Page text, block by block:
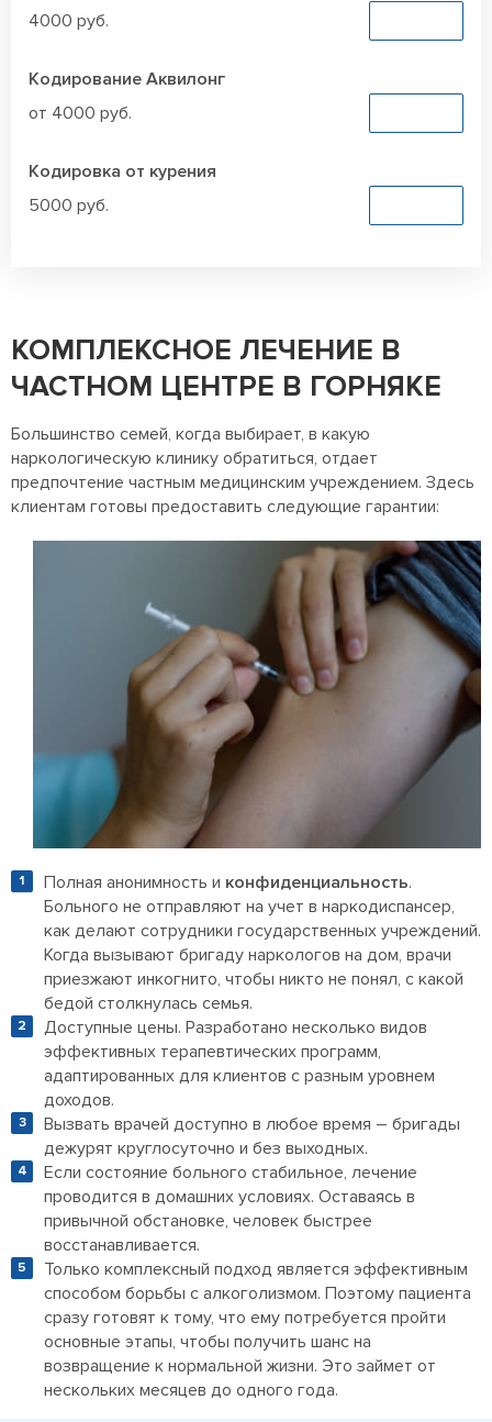
4000 руб.
Кодирование Аквилонг
от 4000 руб.
Кодировка от курения
5000 руб.
КОМПЛЕКСНОЕ ЛЕЧЕНИЕ В
ЧАСТНОМ ЦЕНТРЕ В ГОРНЯКЕ
Большинство семей, когда выбирает, в какую
наркологическую клинику обратиться, отдает
предпочтение частным медицинским учреждением. Здесь
клиентам готовы предоставить следующие гарантии:
Полная анонимность и конфиденциальность.
Больного не отправляют на учет в наркодиспансер,
как делают сотрудники государственных учреждений.
Когда вызывают бригаду наркологов на дом, врачи
приезжают инкогнито, чтобы никто не понял, с какой
бедой столкнулась семья.
Доступные цены. Разработано несколько видов
эффективных терапевтических программ,
адаптированных для клиентов с разным уровнем
доходов.
Вызвать врачей доступно в любое время – бригады
дежурят круглосуточно и без выходных.
Если состояние больного стабильное, лечение
проводится в домашних условиях. Оставаясь в
привычной обстановке, человек быстрее
восстанавливается.
Только комплексный подход является эффективным
способом борьбы с алкоголизмом. Поэтому пациента
сразу готовят к тому, что ему потребуется пройти
основные этапы, чтобы получить шанс на
возвращение к нормальной жизни. Это займет от
нескольких месяцев до одного года.